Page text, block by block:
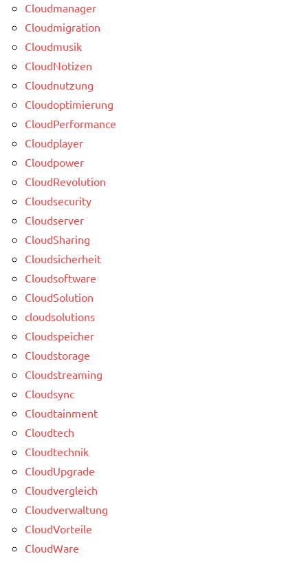
Cloudmanager
Cloudmigration
Cloudmusik
CloudNotizen
Cloudnutzung
Cloudoptimierung
CloudPerformance
Cloudplayer
Cloudpower
CloudRevolution
Cloudsecurity
Cloudserver
CloudSharing
Cloudsicherheit
Cloudsoftware
CloudSolution
cloudsolutions
Cloudspeicher
Cloudstorage
Cloudstreaming
Cloudsync
Cloudtainment
Cloudtech
Cloudtechnik
CloudUpgrade
Cloudvergleich
Cloudverwaltung
CloudVorteile
CloudWare